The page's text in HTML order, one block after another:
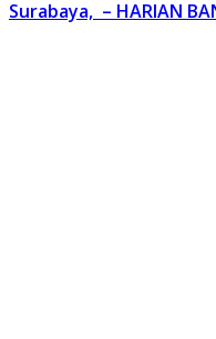
Surabaya, – HARIAN